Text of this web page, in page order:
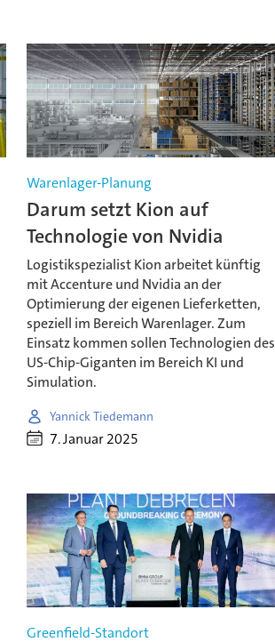
Warenlager-Planung
Darum setzt Kion auf
Technologie von Nvidia
Logistikspezialist Kion arbeitet künftig
mit Accenture und Nvidia an der
Optimierung der eigenen Lieferketten,
speziell im Bereich Warenlager. Zum
Einsatz kommen sollen Technologien des
US-Chip-Giganten im Bereich KI und
Simulation.
Yannick Tiedemann
7. Januar 2025
Greenfield-Standort